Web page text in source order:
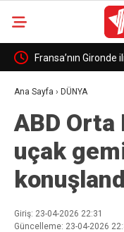
Fransa’nın Gironde
hektarlık alan kül oldu
Ana Sayfa › DÜNYA
ABD Orta
uçak
Giriş: 23-04-2026 22:31
Güncelleme: 23-04-2026